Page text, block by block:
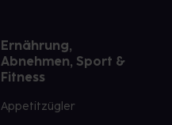
Ernährung,
Abnehmen, Sport &
Fitness
Appetitzügler